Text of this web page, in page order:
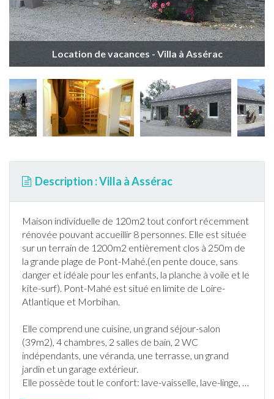
Location de vacances - Villa à Assérac
Description : Villa à Assérac
Maison individuelle de 120m2 tout confort récemment
rénovée pouvant accueillir 8 personnes. Elle est située
sur un terrain de 1200m2 entièrement clos à 250m de
la grande plage de Pont-Mahé.(en pente douce, sans
danger et idéale pour les enfants, la planche à voile et le
kite-surf). Pont-Mahé est situé en limite de Loire-
Atlantique et Morbihan.
Elle comprend une cuisine, un grand séjour-salon
(39m2), 4 chambres, 2 salles de bain, 2 WC
indépendants, une véranda, une terrasse, un grand
jardin et un garage extérieur.
Elle possède tout le confort: lave-vaisselle, lave-linge, …